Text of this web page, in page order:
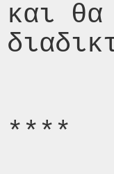
και
****